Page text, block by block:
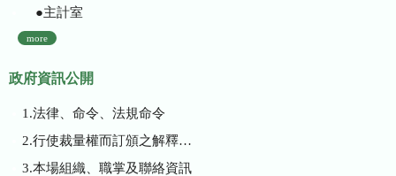
●主計室
more
政府資訊公開
1.法律、命令、法規命令
2.行使裁量權而訂頒之解釋性規定及裁量基準
3.本場組織、職掌及聯絡資訊